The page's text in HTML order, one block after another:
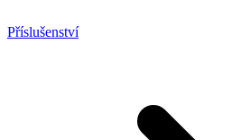
Příslušenství